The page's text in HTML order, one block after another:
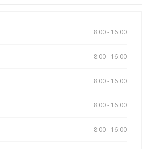
8:00 - 16:00
8:00 - 16:00
8:00 - 16:00
8:00 - 16:00
8:00 - 16:00